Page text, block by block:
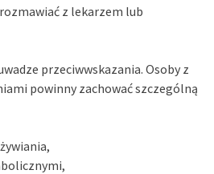
z lekarzem lub
przeciwwskazania. Osoby z
powinny zachować szczególną